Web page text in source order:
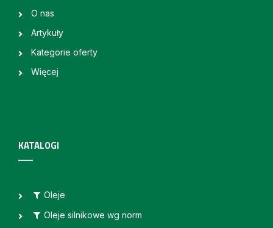
O nas
Artykuły
Kategorie oferty
Więcej
KATALOGI
Oleje
Oleje silnikowe wg norm